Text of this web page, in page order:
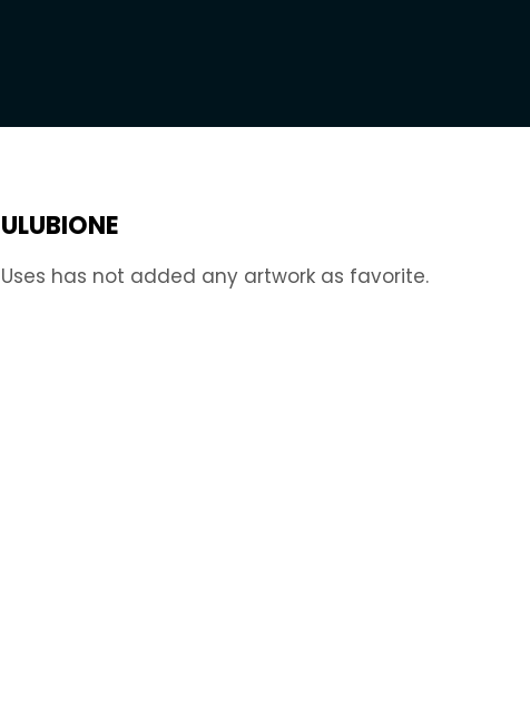
ULUBIONE
Uses has not added any artwork as favorite.